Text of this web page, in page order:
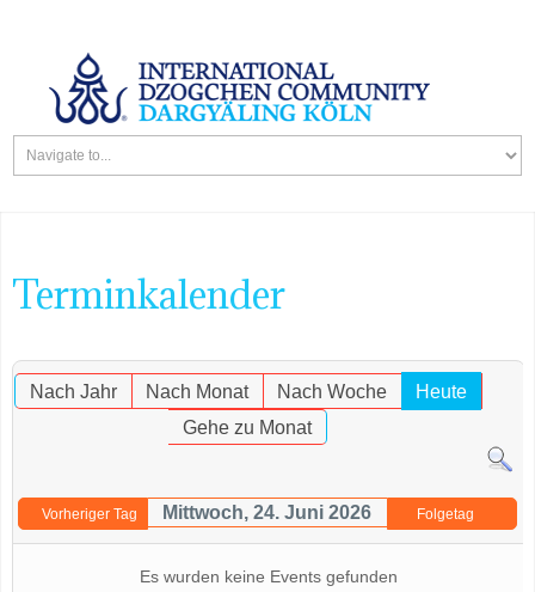
Terminkalender
Nach Jahr Nach Monat Nach Woche
Heute
Gehe zu Monat
Vorheriger Tag Mittwoch, 24. Juni 2026 Folgetag
Es wurden keine Events gefunden